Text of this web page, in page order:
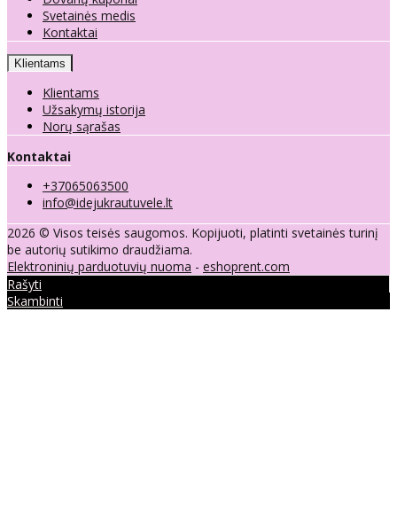
Svetainės medis
Kontaktai
Klientams
Klientams
Užsakymų istorija
Norų sąrašas
Kontaktai
+37065063500
info@idejukrautuvele.lt
2026 © Visos teisės saugomos. Kopijuoti, platinti svetainės turinį
be autorių sutikimo draudžiama.
Elektroninių parduotuvių nuoma - eshoprent.com
Rašyti
Skambinti